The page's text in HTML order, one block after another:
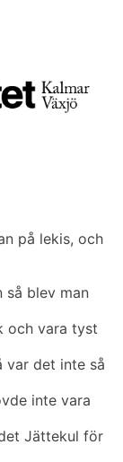
på lekis, och
blev man
och vara tyst
var det inte så
inte vara
Jättekul för